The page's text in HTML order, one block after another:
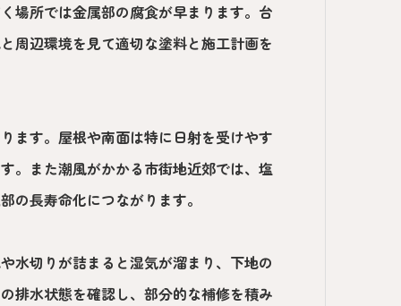
場所では金属部の腐食が早まります。台
周辺環境を見て適切な塗料と施工計画を
ます。屋根や南面は特に日射を受けやす
。また潮風がかかる市街地近郊では、塩
の長寿命化につながります。
水切りが詰まると湿気が溜まり、下地の
排水状態を確認し、部分的な補修を積み